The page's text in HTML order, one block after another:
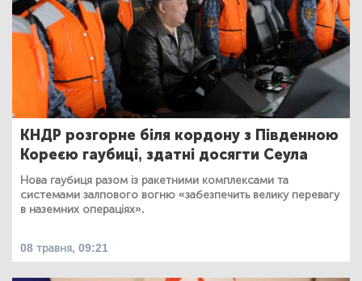
КНДР розгорне біля кордону з Південною
Кореєю гаубиці, здатні досягти Сеула
Нова гаубиця разом із ракетними комплексами та
системами залпового вогню «забезпечить велику перевагу
в наземних операціях».
08 травня, 09:21